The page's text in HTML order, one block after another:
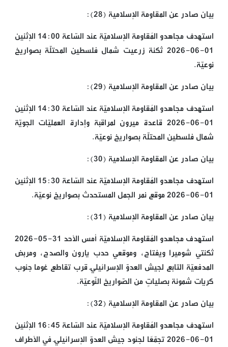
بيان صادر عن المقاومة الإسلامية (28):
استهدف مجاهدو المُقاومة الإسلاميّة عند السّاعة 14:00 الإثنين
01-06-2026 ثكنة زرعيت شمال فلسطين المحتلّة بصواريخ
نوعيّة.
بيان صادر عن المقاومة الإسلامية (29):
استهدف مجاهدو المُقاومة الإسلاميّة عند السّاعة 14:30 الإثنين
01-06-2026 قاعدة ميرون لمراقبة وإدارة العمليّات الجويّة
شمال فلسطين المحتلّة بصواريخ نوعيّة.
بيان صادر عن المقاومة الإسلامية (30):
استهدف مجاهدو المُقاومة الإسلاميّة عند السّاعة 15:30 الإثنين
01-06-2026 موقع نمر الجمل المستحدث بصواريخ نوعيّة.
بيان صادر عن المقاومة الإسلامية (31):
استهدف مجاهدو المُقاومة الإسلاميّة أمس الأحد 31-05-2026
ثكنتي شوميرا ويفتاح، وموقعي حدب يارون والصدح، ومربض
المدفعيّة التابع لجيش العدوّ الإسرائيليّ قرب تقاطع غوما جنوب
كريات شمونة بصلياتٍ من الصّواريخ النّوعيّة.
بيان صادر عن المقاومة الإسلامية (32):
استهدف مجاهدو المُقاومة الإسلاميّة عند السّاعة 16:45 الإثنين
01-06-2026 تجمّعًا لجنود جيش العدوّ الإسرائيليّ في الأطراف